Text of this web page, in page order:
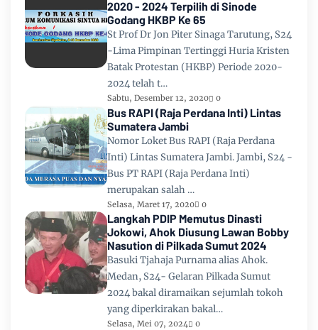
2020 - 2024 Terpilih di Sinode
Godang HKBP Ke 65
St Prof Dr Jon Piter Sinaga Tarutung, S24
-Lima Pimpinan Tertinggi Huria Kristen
Batak Protestan (HKBP) Periode 2020-
2024 telah t…
Sabtu, Desember 12, 2020 0
Bus RAPI (Raja Perdana Inti) Lintas
Sumatera Jambi
Nomor Loket Bus RAPI (Raja Perdana
Inti) Lintas Sumatera Jambi. Jambi, S24 -
Bus PT RAPI (Raja Perdana Inti)
merupakan salah …
Selasa, Maret 17, 2020 0
Langkah PDIP Memutus Dinasti
Jokowi, Ahok Diusung Lawan Bobby
Nasution di Pilkada Sumut 2024
Basuki Tjahaja Purnama alias Ahok.
Medan, S24- Gelaran Pilkada Sumut
2024 bakal diramaikan sejumlah tokoh
yang diperkirakan bakal…
Selasa, Mei 07, 2024 0